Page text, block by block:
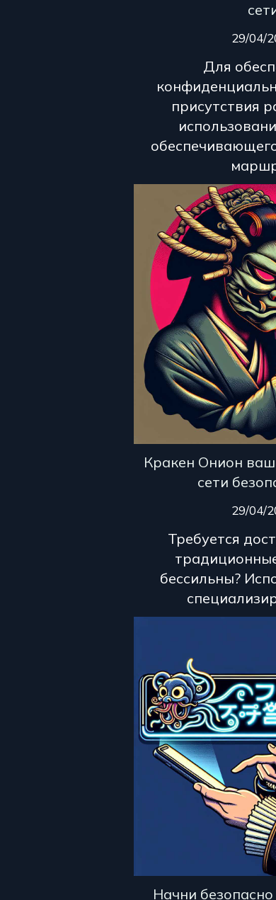
29/04/
Для
присутствия
Кракен Онион ваш
сети
29/04/
Требуется
бессильны?
Начни